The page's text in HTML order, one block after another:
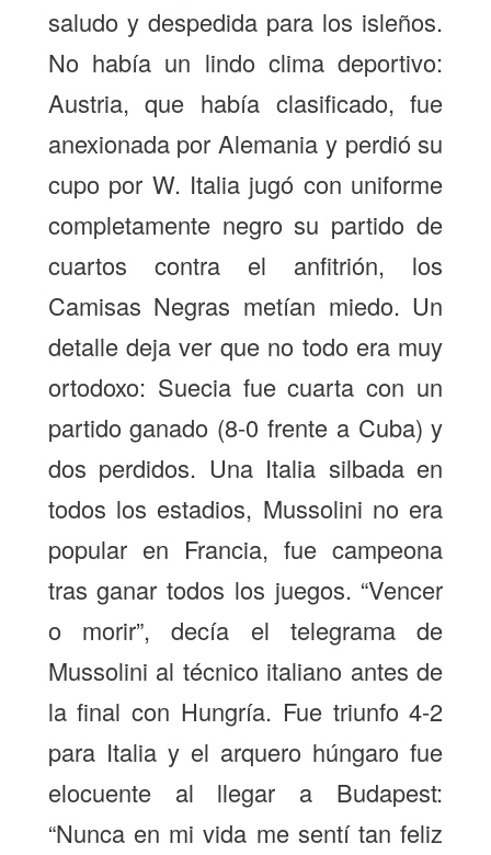
saludo y despedida para los isleños.
No había un lindo clima deportivo:
Austria, que había clasificado, fue
anexionada por Alemania y perdió su
cupo por W. Italia jugó con uniforme
completamente negro su partido de
cuartos contra el anfitrión, los
Camisas Negras metían miedo. Un
detalle deja ver que no todo era muy
ortodoxo: Suecia fue cuarta con un
partido ganado (8-0 frente a Cuba) y
dos perdidos. Una Italia silbada en
todos los estadios, Mussolini no era
popular en Francia, fue campeona
tras ganar todos los juegos. “Vencer
o morir”, decía el telegrama de
Mussolini al técnico italiano antes de
la final con Hungría. Fue triunfo 4-2
para Italia y el arquero húngaro fue
elocuente al llegar a Budapest:
“Nunca en mi vida me sentí tan feliz